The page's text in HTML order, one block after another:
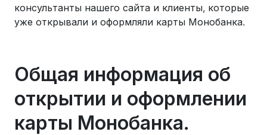
консультанты нашего сайта и клиенты, которые
уже открывали и оформляли карты Монобанка.
Общая информация об
открытии и оформлении
карты Монобанка.